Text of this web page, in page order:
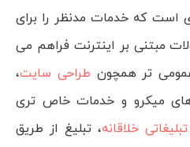
است که خدمات مدنظر را برای
مبتنی بر اینترنت فراهم می
تر همچون طراحی سایت،
میکرو و خدمات خاص تری
خلاقانه، تبلیغ از طریق